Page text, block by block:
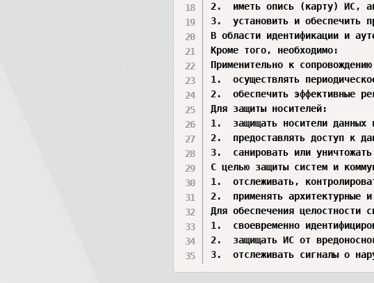
2.	иметь опись (карту) ИС, актуализируемую с учетом жизненного цикла, в которую входят аппаратура, программное обеспечение и документация;
3.	установить и обеспечить практическое применение настроек для конфигурирования средств безопасности в продуктах, входящих в ИС.
В области идентификации и
Кроме того, необходимо:
Применительно к
1.	осуществлять периодическое и своевременное обслуживание ИС;
2.	обеспечить эффективные регуляторы для средств, методов, механизмов и персонала, осуществляющих сопровождение.
Для защиты носителей:
1.	защищать носители данных как цифровые, так и бумажные;
2.	предоставлять доступ к данным на носителях только авторизованным пользователям;
3.	санировать или уничтожать носители перед выводом из эксплуатации или перед передачей для повторного использования.
С целью защиты систем и
1.	отслеживать, контролировать и защищать коммуникации (то есть передаваемые и принимаемые данные) на внешних и ключевых внутренних границах ИС;
2.	применять архитектурные и аппаратно-программные подходы, повышающие действующий уровень информационной безопасности ИС.
Для обеспечения целостности
1.	своевременно идентифицировать дефекты ИС и данных, докладывать о них и исправлять;
2.	защищать ИС от вредоносного программного обеспечения;
3.	отслеживать сигналы о